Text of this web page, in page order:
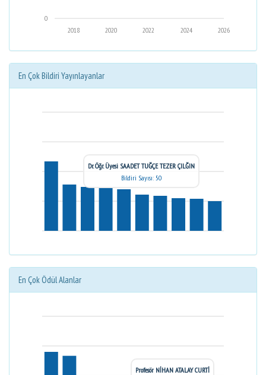
0
2026
2024
2022
2020
2018
En Çok Bildiri Yayınlayanlar
Dr. Öğr. Üyesi SAADET TUĞÇE TEZER ÇILĞIN
Bildiri Sayısı: 50
En Çok Ödül Alanlar
Profesör NİHAN ATALAY CURTİ